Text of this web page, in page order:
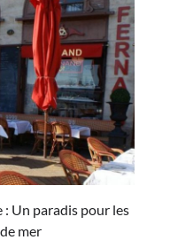
: Un paradis pour les
mer